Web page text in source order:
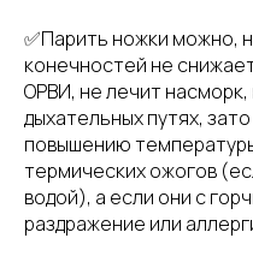
✅Парить ножки можно,
конечностей не
ОРВИ, не лечит насморк,
дыхательных путях,
повышению
термических ожогов
водой), а если они с
раздражение или